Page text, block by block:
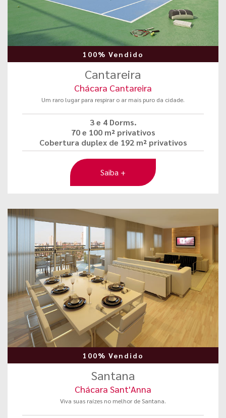
100% Vendido
Cantareira
Chácara Cantareira
Um raro lugar para respirar o ar mais puro da cidade.
3 e 4 Dorms.
70 e 100 m² privativos
Cobertura duplex de 192 m² privativos
Saiba +
100% Vendido
Santana
Chácara Sant'Anna
Viva suas raízes no melhor de Santana.